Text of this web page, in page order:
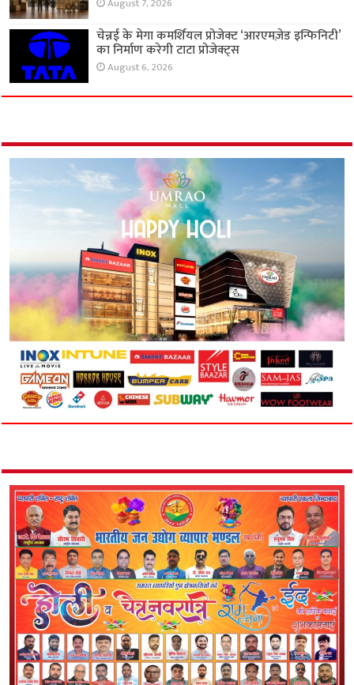
August 7, 2026
चेन्नई के मेगा कमर्शियल प्रोजेक्ट ‘आरएमज़ेड इन्फिनिटी’
का निर्माण करेगी टाटा प्रोजेक्ट्स
August 6, 2026